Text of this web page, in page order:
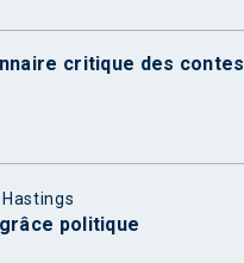
critique des contes
politique